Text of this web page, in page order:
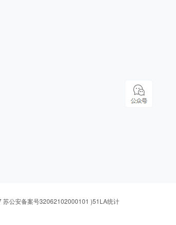
公安备案号32062102000101 )51LA统计